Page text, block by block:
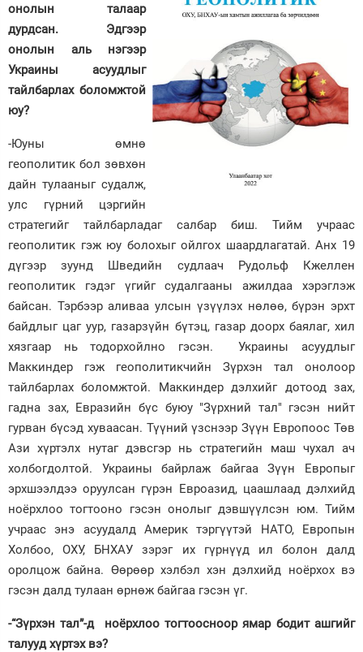
онолын талаар
дурдсан. Эд­гээр
онолын аль нэгээр
Украины асууд­лыг
тайлбарлах боломжтой
юу?
-Юуны өмнө
геополитик бол зөвхөн
дайн тулааныг судалж,
улс гүрний цэргийн
стратегийг тайлбарладаг салбар биш. Тийм учраас
геополитик гэж юу болохыг ойлгох шаардлагатай. Анх 19
дүгээр зуунд Шведийн судлаач Рудольф Кжеллен
геополитик гэдэг үгийг судалгааны ажилдаа хэрэглэж
байсан. Тэрбээр аливаа улсын үзүүлэх нөлөө, бүрэн эрхт
байдлыг цаг уур, газарзүйн бүтэц, газар доорх баялаг, хил
хязгаар нь тодорхойлно гэсэн. Украины асуудлыг
Маккиндер гэж геополитикчийн Зүрхэн тал онолоор
тайлбарлах боломжтой. Маккиндер дэлхийг дотоод зах,
гадна зах, Евразийн бүс буюу "Зүрхний тал" гэсэн нийт
гурван бүсэд хуваасан. Түүний үзснээр Зүүн Европоос Төв
Ази хүртэлх нутаг дэвсгэр нь стратегийн маш чухал ач
холбогдолтой. Украины байрлаж байгаа Зүүн Европыг
эрхшээлдээ оруулсан гүрэн Евроазид, цаашлаад дэлхийд
ноёрхлоо тогтооно гэсэн онолыг дэвшүүлсэн юм. Тийм
учраас энэ асуудалд Америк тэргүүтэй НАТО, Европын
Холбоо, ОХУ, БНХАУ зэрэг их гүрнүүд ил болон далд
оролцож байна. Өөрөөр хэлбэл хэн дэлхийд ноёрхох вэ
гэсэн далд тулаан өрнөж байгаа гэсэн үг.
-“Зүрхэн тал”-д ноёрхлоо тогтоосноор ямар бодит ашгийг
талууд хүртэх вэ?